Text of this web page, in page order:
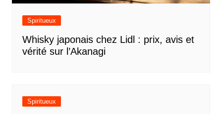
Spiritueux
Whisky japonais chez Lidl : prix, avis et
vérité sur l’Akanagi
Spiritueux